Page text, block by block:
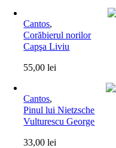
Cantos,
Corăbierul norilor
Capşa Liviu
55,00lei
Cantos,
Pinul lui Nietzsche
Vulturescu George
33,00lei